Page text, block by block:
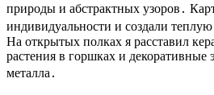
природы и абстрактных узоров․
индивидуальности и создали
На открытых полках я расставил
растения в горшках и декоративные
металла․